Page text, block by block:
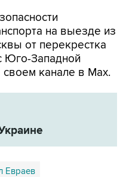
на выезде из
от перекрестка
Юго-Западной
своем канале в Мах.
Евраев